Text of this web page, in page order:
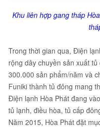
Khu liên hợp gang tháp
Trong thời gian qua, Điện
rộng dây chuyền sản xuất
300.000 sản phẩm/năm và
Funiki thành tủ đông mang
Điện lạnh Hòa Phát đang
tủ lạnh, điều hòa, tủ cấp
Năm 2015, Hòa Phát đặt